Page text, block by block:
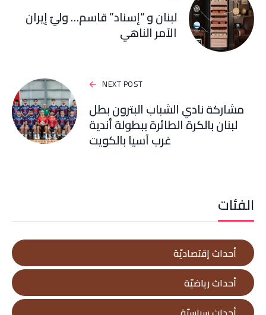
لبنان و “إسناد” قاسم… وليّ إيران
الآمر الناهي
NEXT POST
مشاركة نادي الشباب البترون بطل
لبنان بالكرة الطائرة ببطولة أندية
غرب آسيا بالكويت
الفئات
أحداث إقتصاديّة
أحداث رياضيّة